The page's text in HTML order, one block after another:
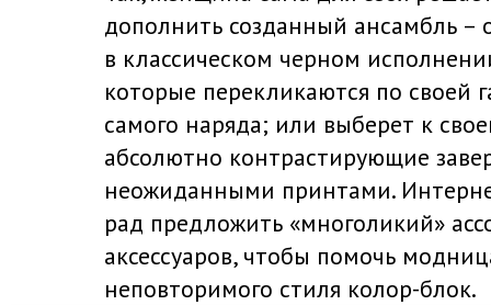
дополнить созданный ансамбль –
в классическом черном
которые перекликаются по своей
самого наряда; или выберет к
абсолютно контрастирующие
неожиданными принтами.
рад предложить «многоликий»
аксессуаров, чтобы помочь
неповторимого стиля колор-блок.